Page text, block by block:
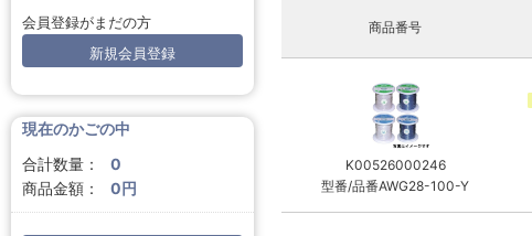
会員登録がまだの方
新規会員登録
現在のかごの中
合計数量：
0
商品金額：
0円
商品番号
K00526000246
型番/品番AWG28-100-Y